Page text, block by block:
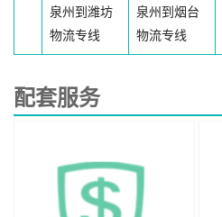
泉州到潍坊
物流专线
泉州到烟台
物流专线
配套服务